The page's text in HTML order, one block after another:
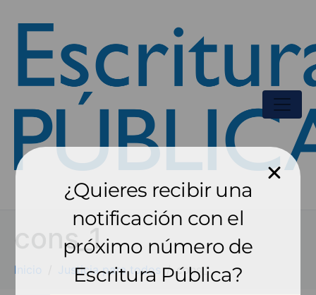
cons_1
Inicio Justicia para todos cons_1
¿Quieres recibir una
notificación con el
próximo número de
Escritura Pública?